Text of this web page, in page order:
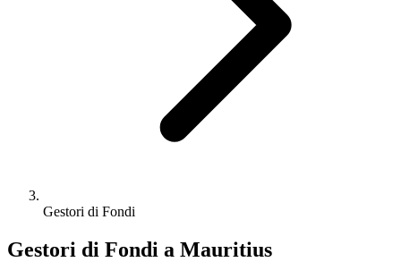
Gestori di Fondi
Gestori di Fondi a Mauritius